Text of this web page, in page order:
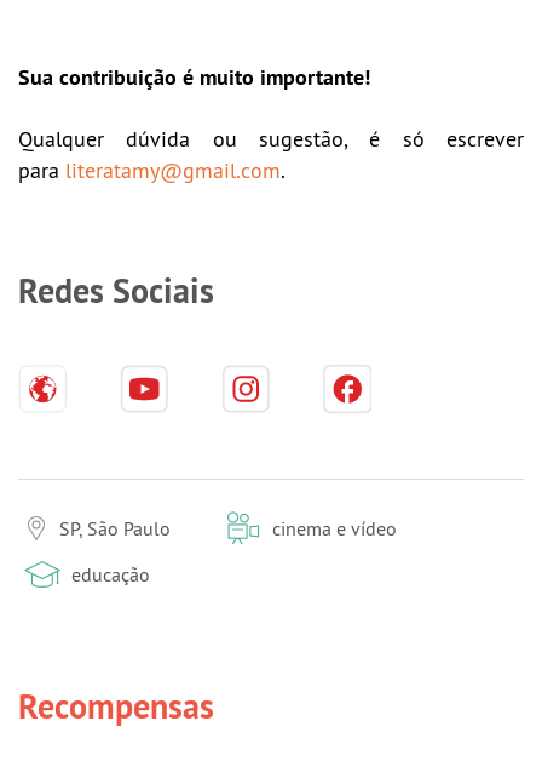
Sua contribuição é muito importante!
Qualquer dúvida ou sugestão, é só escrever
para literatamy@gmail.com.
Redes Sociais
SP, São Paulo
cinema e vídeo
educação
Recompensas